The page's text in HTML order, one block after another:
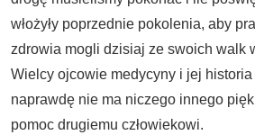
włożyły poprzednie pokolenia, aby
zdrowia mogli dzisiaj ze swoich walk
Wielcy ojcowie medycyny i jej
naprawdę nie ma niczego innego
pomoc drugiemu człowiekowi.